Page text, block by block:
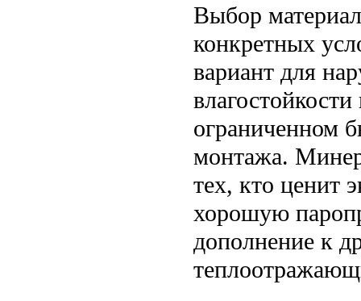
Выбор
конкретных
вариант для
ограниченном
монтажа.
тех, кто ценит
хорошую
дополнение к